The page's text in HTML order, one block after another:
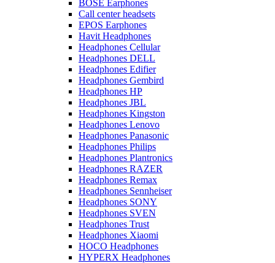
BOSE Earphones
Call center headsets
EPOS Earphones
Havit Headphones
Headphones Cellular
Headphones DELL
Headphones Edifier
Headphones Gembird
Headphones HP
Headphones JBL
Headphones Kingston
Headphones Lenovo
Headphones Panasonic
Headphones Philips
Headphones Plantronics
Headphones RAZER
Headphones Remax
Headphones Sennheiser
Headphones SONY
Headphones SVEN
Headphones Trust
Headphones Xiaomi
HOCO Headphones
HYPERX Headphones